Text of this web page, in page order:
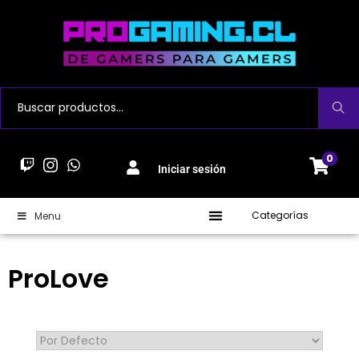
Buscar
Iniciar sesión
0
Menu Categorías
ProLove
Sort Products